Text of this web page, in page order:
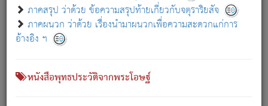
ภาคสรุป ว่าด้วย ข้อความสรุปท้ายเกี่ยวกับจตุราริยสัจ
ภาคผนวก ว่าด้วย เรื่องนำมาผนวกเพื่อความสะดวกแก่การ
อ้างอิง ฯ
หนังสือพุทธประวัติจากพระโอษฐ์